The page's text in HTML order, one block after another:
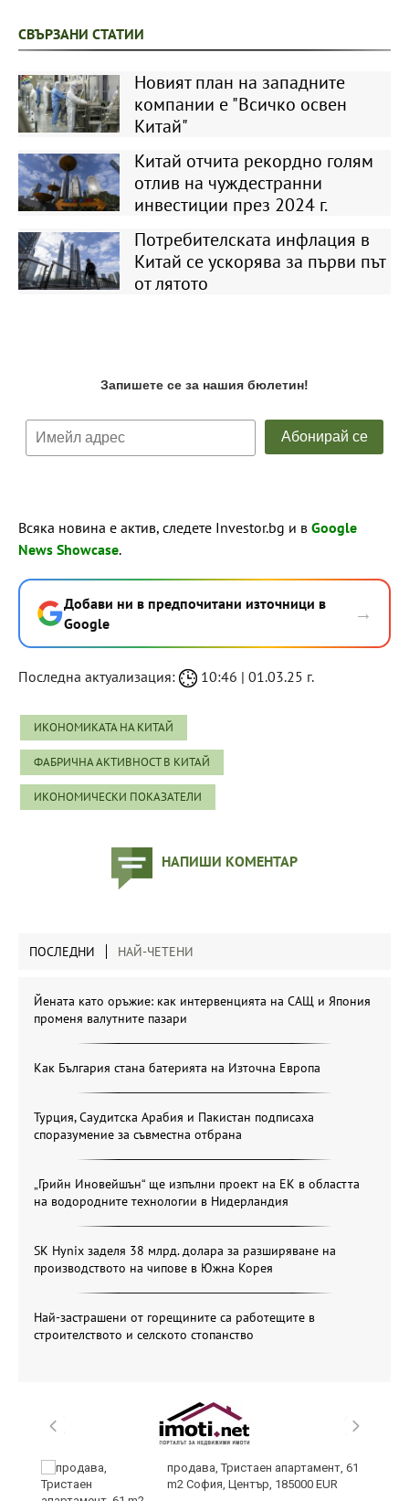
СВЪРЗАНИ СТАТИИ
Новият план на западните
компании е "Всичко освен
Китай"
Китай отчита рекордно голям
отлив на чуждестранни
инвестиции през 2024 г.
Потребителската инфлация в
Китай се ускорява за първи път
от лятото
Всяка новина е актив, следете Investor.bg и в Google
News Showcase.
Добави ни в предпочитани източници в
Google
→
Последна актуализация: 10:46 | 01.03.25 г.
ИКОНОМИКАТА НА КИТАЙ
ФАБРИЧНА АКТИВНОСТ В КИТАЙ
ИКОНОМИЧЕСКИ ПОКАЗАТЕЛИ
НАПИШИ КОМЕНТАР
ПОСЛЕДНИ НАЙ-ЧЕТЕНИ
Йената като оръжие: как интервенцията на САЩ и Япония
променя валутните пазари
Как България стана батерията на Източна Европа
Турция, Саудитска Арабия и Пакистан подписаха
споразумение за съвместна отбрана
„Грийн Иновейшън“ ще изпълни проект на ЕК в областта
на водородните технологии в Нидерландия
SK Hynix заделя 38 млрд. долара за разширяване на
производството на чипове в Южна Корея
Най-застрашени от горещините са работещите в
строителството и селското стопанство
продава, Тристаен апартамент, 61
m2 София, Център, 185000 EUR